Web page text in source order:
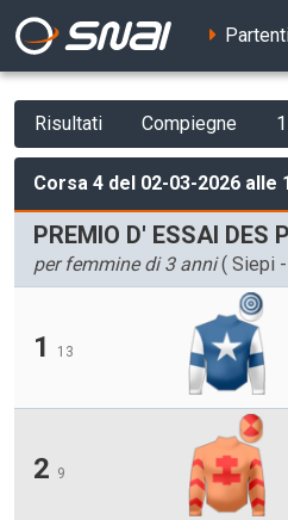
Risultati Compiegne 1
Corsa 4 del 02-03-2026 alle
PREMIO D' ESSAI DES
per femmine di 3 anni( Siepi -
1 13
2 9